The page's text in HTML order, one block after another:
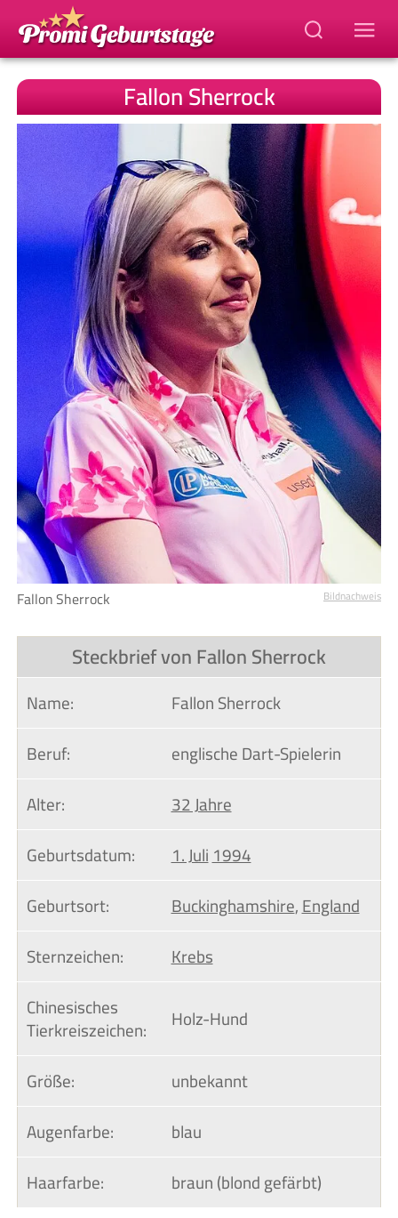
Fallon Sherrock
Fallon Sherrock Bildnachweis
Steckbrief von Fallon Sherrock
Name:
Fallon Sherrock
Beruf:
englische Dart-Spielerin
Alter:
32 Jahre
Geburtsdatum:
1. Juli1994
Geburtsort:
Buckinghamshire,England
Sternzeichen:
Krebs
Chinesisches
Tierkreiszeichen:
Holz-Hund
Größe:
unbekannt
Augenfarbe:
blau
Haarfarbe:
braun (blond gefärbt)